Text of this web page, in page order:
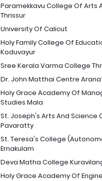
Paramekkavu College Of Arts
Thrissur
University Of Calicut
Holy Family College Of
Koduvayur
Sree Kerala Varma College
Dr. John Matthai Centre
Holy Grace Academy Of
Studies Mala
St. Joseph's Arts And Science
Pavaratty
St. Teresa's College
Ernakulam
Deva Matha College
Holy Grace Academy Of